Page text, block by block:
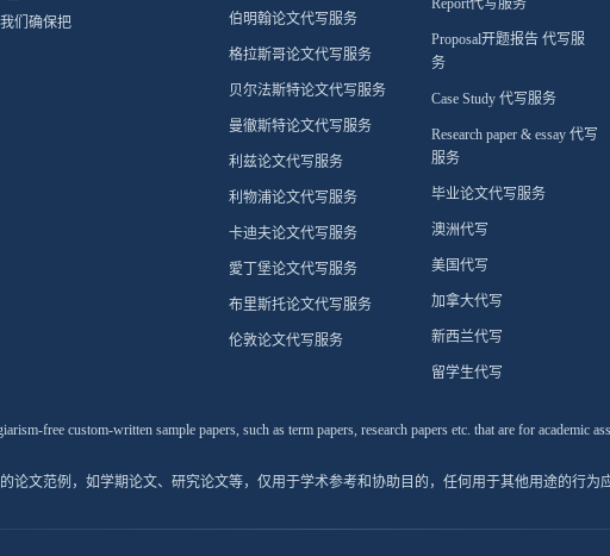
们确保把
伯明翰论文代写服务
格拉斯哥论文代写服务
贝尔法斯特论文代写服务
曼徹斯特论文代写服务
利兹论文代写服务
利物浦论文代写服务
卡迪夫论文代写服务
愛丁堡论文代写服务
布里斯托论文代写服务
伦敦论文代写服务
Proposal开题报告 代写服
务
Case Study 代写服务
Research paper & essay 代写
服务
毕业论文代写服务
澳洲代写
美国代写
加拿大代写
新西兰代写
留学生代写
free custom-written sample papers, such as term papers, research papers etc. that are for academic
论文范例，如学期论文、研究论文等，仅用于学术参考和协助目的，任何用于其他用途的行为